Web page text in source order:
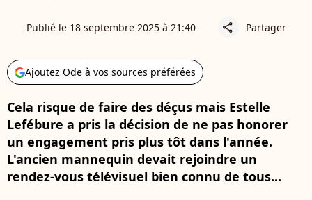
Publié le 18 septembre 2025 à 21:40 share Partager
Ajoutez Ode à vos sources préférées
Cela risque de faire des déçus mais Estelle
Lefébure a pris la décision de ne pas honorer
un engagement pris plus tôt dans l'année.
L'ancien mannequin devait rejoindre un
rendez-vous télévisuel bien connu de tous...